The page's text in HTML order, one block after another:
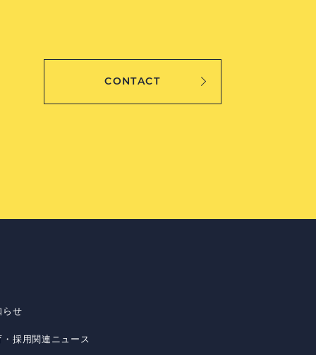
CONTACT
らせ
・採用関連ニュース